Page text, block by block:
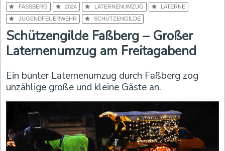
FASSBERG 2024 LATERNENUMZUG
LATERNE
JUGENDFEUERWEHR
SCHÜTZENGILDE
Schützengilde Faßberg – Großer
Laternenumzug am Freitagabend
Ein bunter Laternenumzug durch Faßberg zog
unzählige große und kleine Gäste an.